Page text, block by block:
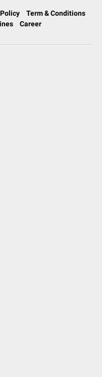
Term & Conditions
Career